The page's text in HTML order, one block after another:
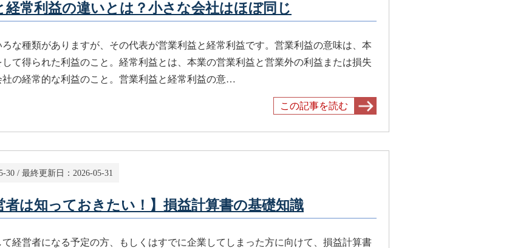
経常利益の違いとは？小さな会社はほぼ同じ
な種類がありますが、その代表が営業利益と経常利益です。営業利益の意味は、本
て得られた利益のこと。経常利益とは、本業の営業利益と営業外の利益または損失
社の経常的な利益のこと。営業利益と経常利益の意…
この記事を読む
30 / 最終更新日： 2026-05-31
者は知っておきたい！】損益計算書の基礎知識
て経営者になる予定の方、もしくはすでに企業してしまった方に向けて、損益計算書